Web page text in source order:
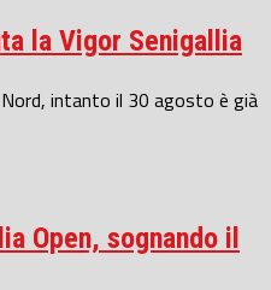
la Vigor Senigallia
intanto il 30 agosto è già
Open, sognando il